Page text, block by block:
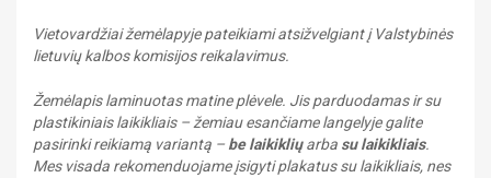
Edukaciniai leidiniai
Pratybų sąsiuviniai
Dalijamoji medžiaga
Sieniniai žemėlapiai
Kabinetų įranga
ATMINTINĖS
BIOLOGIJA
CHEMIJA
DAILĖ
FIZIKA
FIZIKA
GEOGRAFIJA
ISTORIJA
Vietovardžiai žemėlapyje pateikiami atsižvelgiant į Valstybinės
lietuvių kalbos komisijos reikalavimus.
Žemėlapis laminuotas matine plėvele. Jis parduodamas ir su
plastikiniais laikikliais – žemiau esančiame langelyje galite
pasirinki reikiamą variantą – be laikikliųarba su laikikliais.
Mes visada rekomenduojame įsigyti plakatus su laikikliais, nes